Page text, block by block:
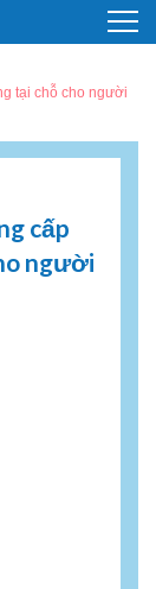
tại chỗ cho người
cấp
người